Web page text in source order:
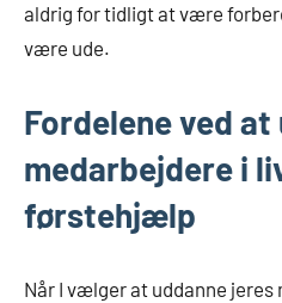
aldrig for tidligt at være
være ude.
Fordelene ved
medarbejdere i
førstehjælp
Når I vælger at uddanne jeres